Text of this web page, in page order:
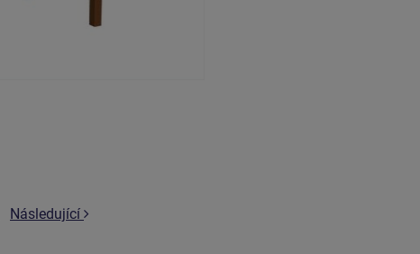
Následující